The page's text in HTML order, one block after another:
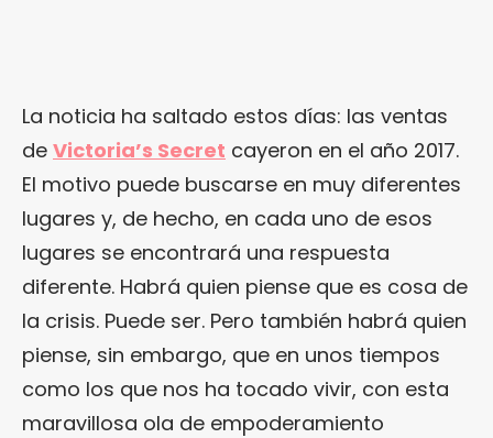
La noticia ha saltado estos días: las ventas
de Victoria’s Secret cayeron en el año 2017.
El motivo puede buscarse en muy diferentes
lugares y, de hecho, en cada uno de esos
lugares se encontrará una respuesta
diferente. Habrá quien piense que es cosa de
la crisis. Puede ser. Pero también habrá quien
piense, sin embargo, que en unos tiempos
como los que nos ha tocado vivir, con esta
maravillosa ola de empoderamiento